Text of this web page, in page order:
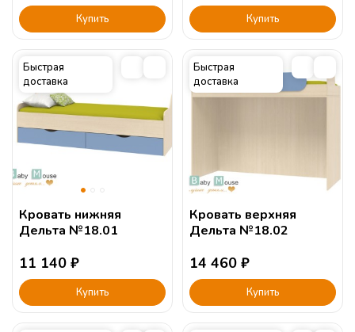
Купить Купить
Быстрая
доставка
Кровать нижняя
Дельта №18.01
11 140 ₽
Купить
Быстрая
доставка
Кровать верхняя
Дельта №18.02
14 460 ₽
Купить